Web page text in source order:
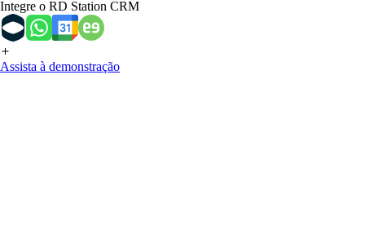
Integre o RD Station CRM
Assista à demonstração